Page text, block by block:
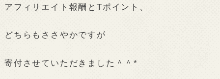
アフィリエイト報酬とTポイント、
どちらもささやかですが
寄付させていただきました＾＾*